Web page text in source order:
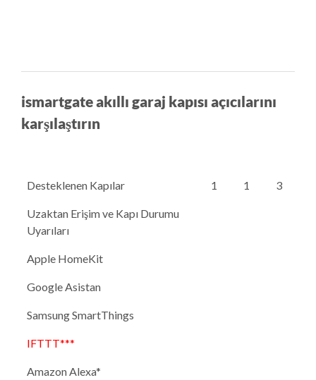
ismartgate akıllı garaj kapısı açıcılarını
karşılaştırın
Desteklenen Kapılar 1 1 3
Uzaktan Erişim ve Kapı Durumu
Uyarıları
Apple HomeKit
Google Asistan
Samsung SmartThings
IFTTT***
Amazon Alexa*